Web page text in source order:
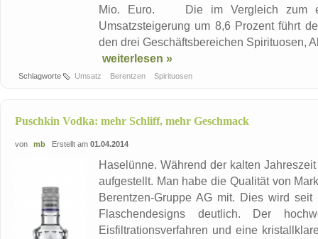
Mio. Euro. Die im Vergleich zum
Umsatzsteigerung um 8,6 Prozent führt
den drei Geschäftsbereichen Spirituosen,
weiterlesen »
Schlagworte Umsatz Berentzen Spirituosen
Puschkin Vodka: mehr Schliff, mehr Geschmack
von mb Erstellt am 01.04.2014
Haselünne. Während der kalten
aufgestellt. Man habe die Qualität von
Berentzen-Gruppe AG mit. Dies wird
Flaschendesigns deutlich. Der
Eisfiltrationsverfahren und eine